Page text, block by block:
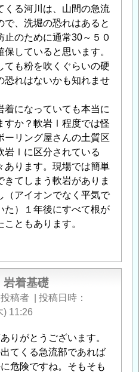
くる河川は、山間の急流
で、洗堀の恐れはあると
止のために通常30～５０
していると思います。
ても粉を吹くぐらいの硬
恐れはないかも知れませ
着になっていても本当に
すか？軟岩Ⅰ程度では怪
ーリング屋さんの土質区
岩Ⅰに区分されている
あります。現場では簡単
きてしまう軟岩がありま
（アイオンでなく平気で
た）１年後にすべて根が
ともあります。
岩着基礎
稿者
投稿日時
) 11:26
りがとうございます。
てくる急流部であれば
危険ですね。そもそも